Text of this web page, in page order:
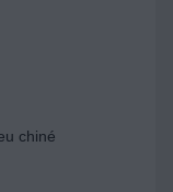
chiné